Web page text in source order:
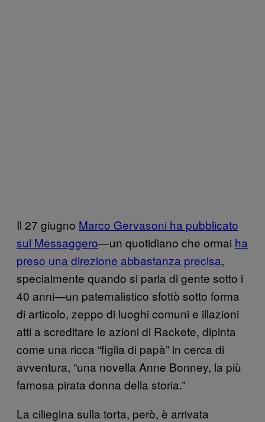
Il 27 giugno Marco Gervasoni ha pubblicato
sul Messaggero—un quotidiano che ormai ha
preso una direzione abbastanza precisa,
specialmente quando si parla di gente sotto i
40 anni—un paternalistico sfottò sotto forma
di articolo, zeppo di luoghi comuni e illazioni
atti a screditare le azioni di Rackete, dipinta
come una ricca “figlia di papà” in cerca di
avventura, “una novella Anne Bonney, la più
famosa pirata donna della storia.”
La ciliegina sulla torta, però, è arrivata